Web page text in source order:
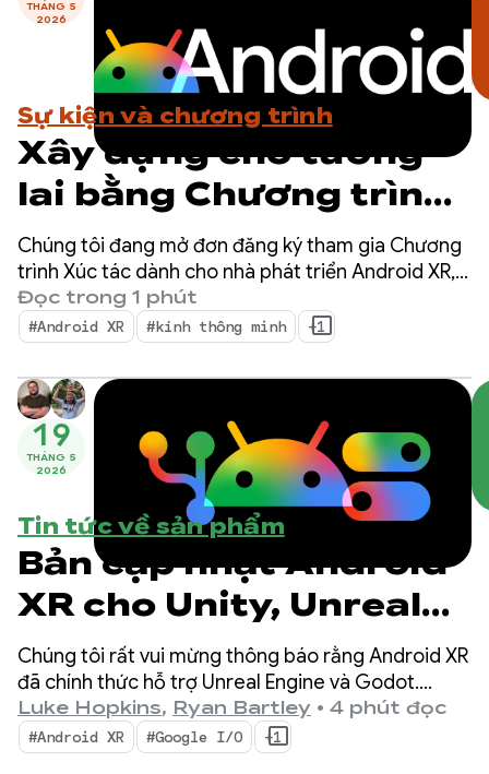
THÁNG 5
2026
Sự kiện và chương trình
Xây dựng cho tương
lai bằng Chương trình
xúc tác dành cho nhà
phát triển Android XR
– Đăng ký ngay!
Chúng tôi đang mở đơn đăng ký tham gia Chương
trình Xúc tác dành cho nhà phát triển Android XR,
một sáng kiến chuyên biệt nhằm đẩy nhanh quá
trình phát triển các ứng dụng Android XR sẵn sàng
ra mắt trong năm tới.
Đọc trong 1 phút
#Android XR #kính thông minh +1
19
THÁNG 5
2026
Tin tức về sản phẩm
Bản cập nhật Android
XR cho Unity, Unreal
và Godot
Chúng tôi rất vui mừng thông báo rằng Android XR
đã chính thức hỗ trợ Unreal Engine và Godot.
Chúng tôi cũng ra mắt các công cụ mới được thiết
kế để tăng năng suất và cho phép các chức năng
XR mới: Android XR Engine Hub và Android XR
Luke Hopkins, Ryan Bartley • 4 phút đọc
#Android XR #Google I/O +1